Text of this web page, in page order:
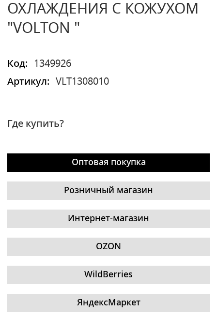
ОХЛАЖДЕНИЯ С КОЖУХОМ
"VOLTON "
Код:
1349926
Артикул:
VLT1308010
Где купить?
Оптовая покупка
Розничный магазин
Интернет-магазин
OZON
WildBerries
ЯндексМаркет